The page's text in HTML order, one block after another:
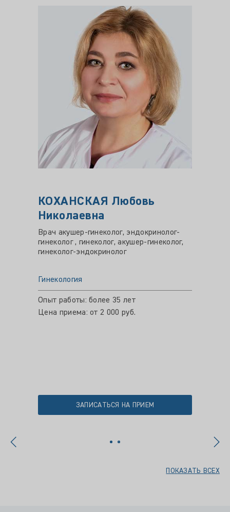
КОХАНСКАЯ Любовь
Николаевна
Врач акушер-гинеколог, эндокринолог-
гинеколог , гинеколог, акушер-гинеколог,
гинеколог-эндокринолог
Гинекология
Опыт работы: более 35 лет
Цена приема: от 2 000 руб.
ЗАПИСАТЬСЯ НА ПРИЕМ
ПОКАЗАТЬ ВСЕХ